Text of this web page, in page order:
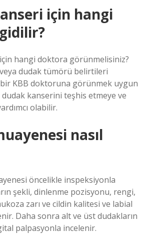
için hangi
hangi doktora görünmelisiniz?
dudak tümörü belirtileri
KBB doktoruna görünmek uygun
kanserini teşhis etmeye ve
olabilir.
nasıl
öncelikle inspeksiyonla
şekli, dinlenme pozisyonu, rengi,
zarı ve cildin kalitesi ve labial
Daha sonra alt ve üst dudakların
palpasyonla incelenir.